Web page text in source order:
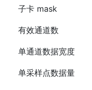
子卡 mask
有效通道数
单通道数据宽度
单采样点数据量